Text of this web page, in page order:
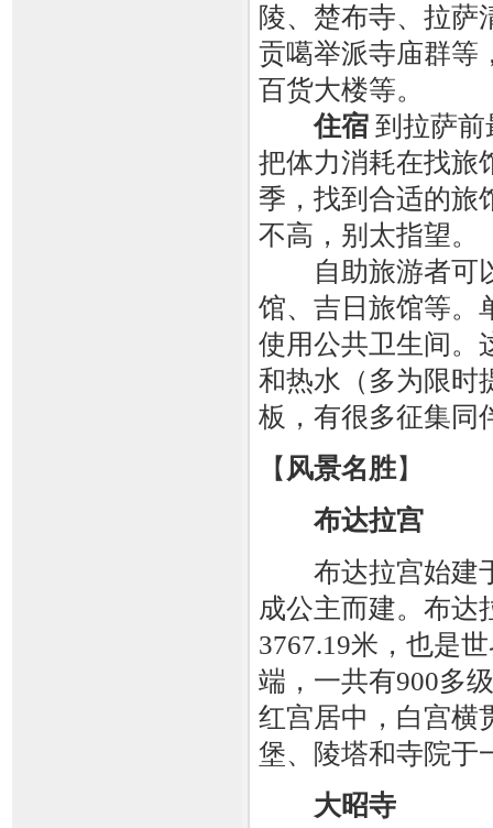
陵、楚布寺、拉萨
贡噶举派寺庙群等
百货大楼等。
住宿到拉萨前
把体力消耗在找旅
季，找到合适的旅
不高，别太指望。
自助旅游者可以
馆、吉日旅馆等。
使用公共卫生间。
和热水（多为限时
板，有很多征集同
【 风景名胜】
布达拉宫
布达拉宫始建于
成公主而建。布达
3767.19米，也是
端，一共有900多
红宫居中，白宫横
堡、陵塔和寺院于
大昭寺